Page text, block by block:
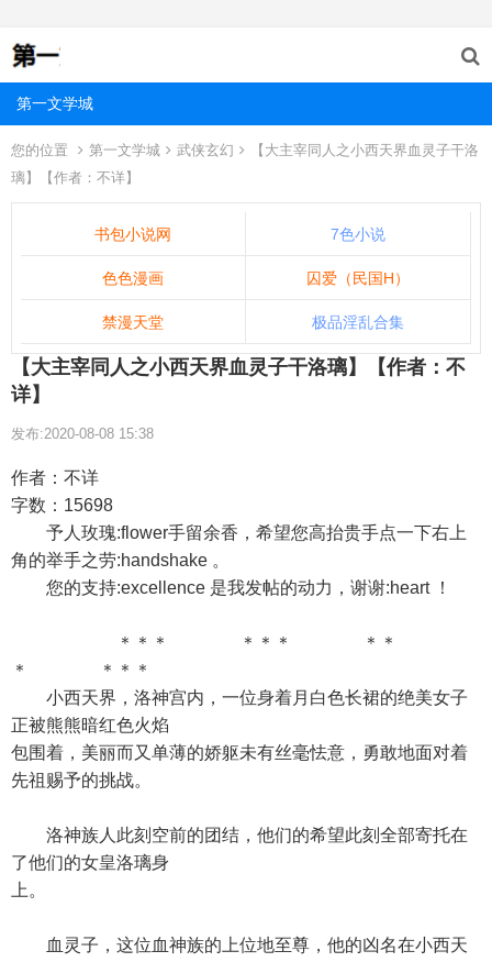
第一文学城
您的位置 第一文学城 武侠玄幻
【大主宰同人之小西天界血灵子干洛
璃】【作者：不详】
书包小说网 7色小说
色色漫画 囚爱（民国H）
禁漫天堂 极品淫乱合集
【大主宰同人之小西天界血灵子干洛璃】【作者：不
详】
发布:2020-08-08 15:38
作者：不详
字数：15698
予人玫瑰:flower手留余香，希望您高抬贵手点一下右上
角的举手之劳:handshake 。
您的支持:excellence 是我发帖的动力，谢谢:heart ！
＊＊＊ ＊＊＊ ＊＊
＊ ＊＊＊
小西天界，洛神宫内，一位身着月白色长裙的绝美女子
正被熊熊暗红色火焰
包围着，美丽而又单薄的娇躯未有丝毫怯意，勇敢地面对着
先祖赐予的挑战。
洛神族人此刻空前的团结，他们的希望此刻全部寄托在
了他们的女皇洛璃身
上。
血灵子，这位血神族的上位地至尊，他的凶名在小西天